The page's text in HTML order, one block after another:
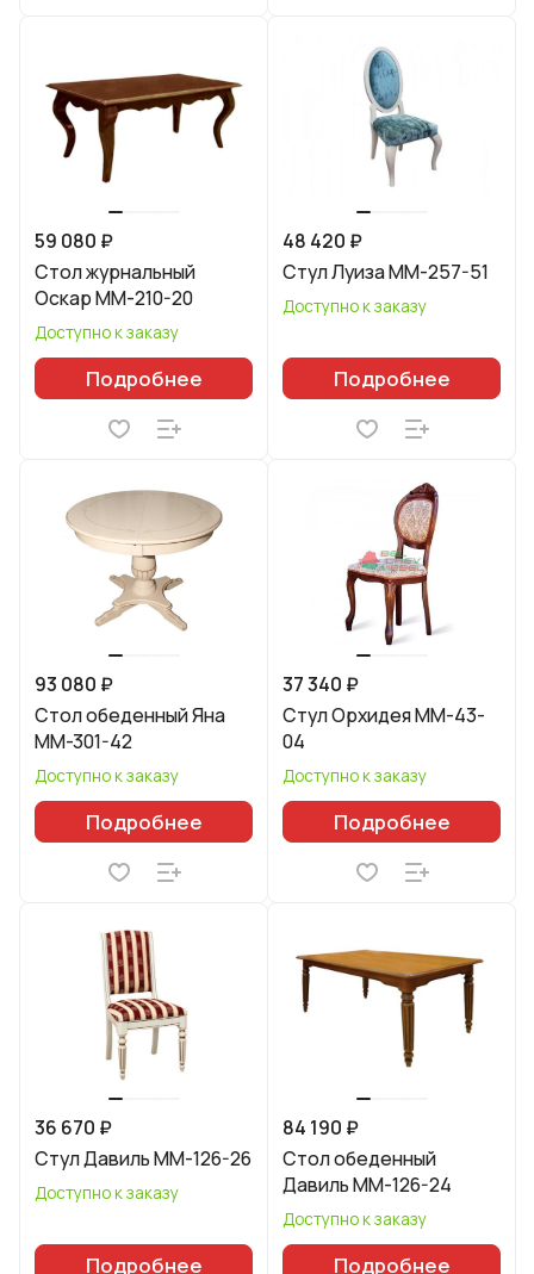
59 080 ₽
Стол журнальный
Оскар ММ-210-20
Доступно к заказу
Подробнее
48 420 ₽
Стул Луиза ММ-257-51
Доступно к заказу
Подробнее
93 080 ₽
Стол обеденный Яна
ММ-301-42
Доступно к заказу
Подробнее
37 340 ₽
Стул Орхидея ММ-43-
04
Доступно к заказу
Подробнее
36 670 ₽
Стул Давиль ММ-126-26
Доступно к заказу
Подробнее
84 190 ₽
Стол обеденный
Давиль ММ-126-24
Доступно к заказу
Подробнее